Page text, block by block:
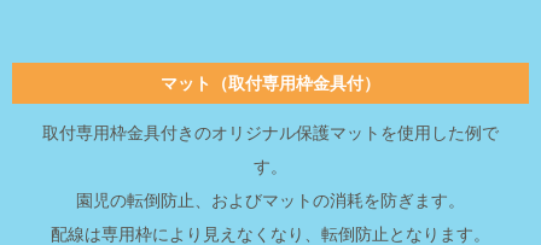
マット（取付専用枠金具付）
取付専用枠金具付きのオリジナル保護マットを使用した例で
す。
園児の転倒防止、およびマットの消耗を防ぎます。
配線は専用枠により見えなくなり、転倒防止となります。